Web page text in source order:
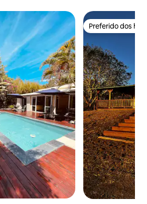
Preferido dos
Preferido dos